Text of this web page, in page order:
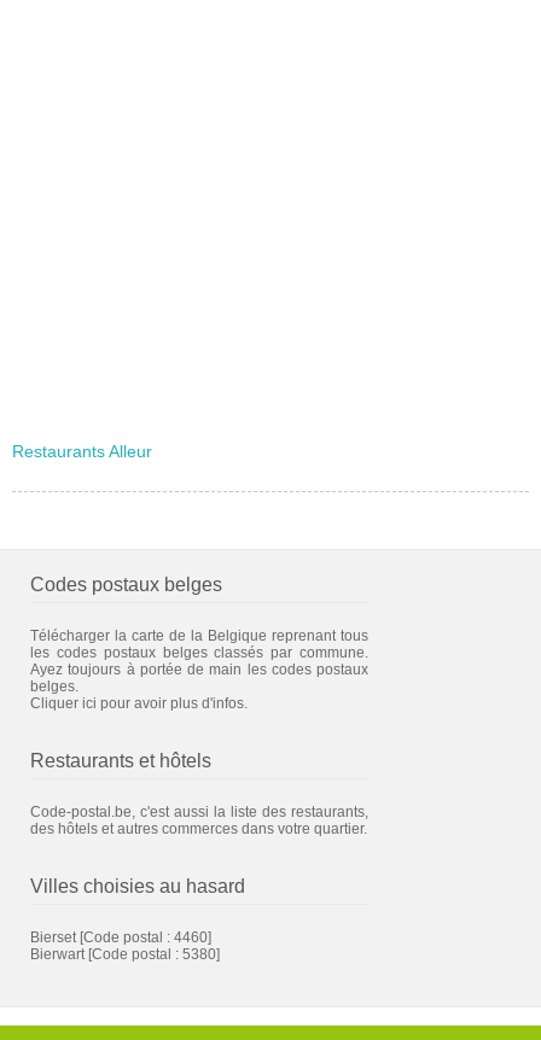
Restaurants Alleur
Codes postaux belges
Télécharger la carte de la Belgique reprenant tous
les codes postaux belges classés par commune.
Ayez toujours à portée de main les codes postaux
belges.
Cliquer ici pour avoir plus d'infos.
Restaurants et hôtels
Code-postal.be, c'est aussi la liste des restaurants,
des hôtels et autres commerces dans votre quartier.
Villes choisies au hasard
Bierset [Code postal : 4460]
Bierwart [Code postal : 5380]